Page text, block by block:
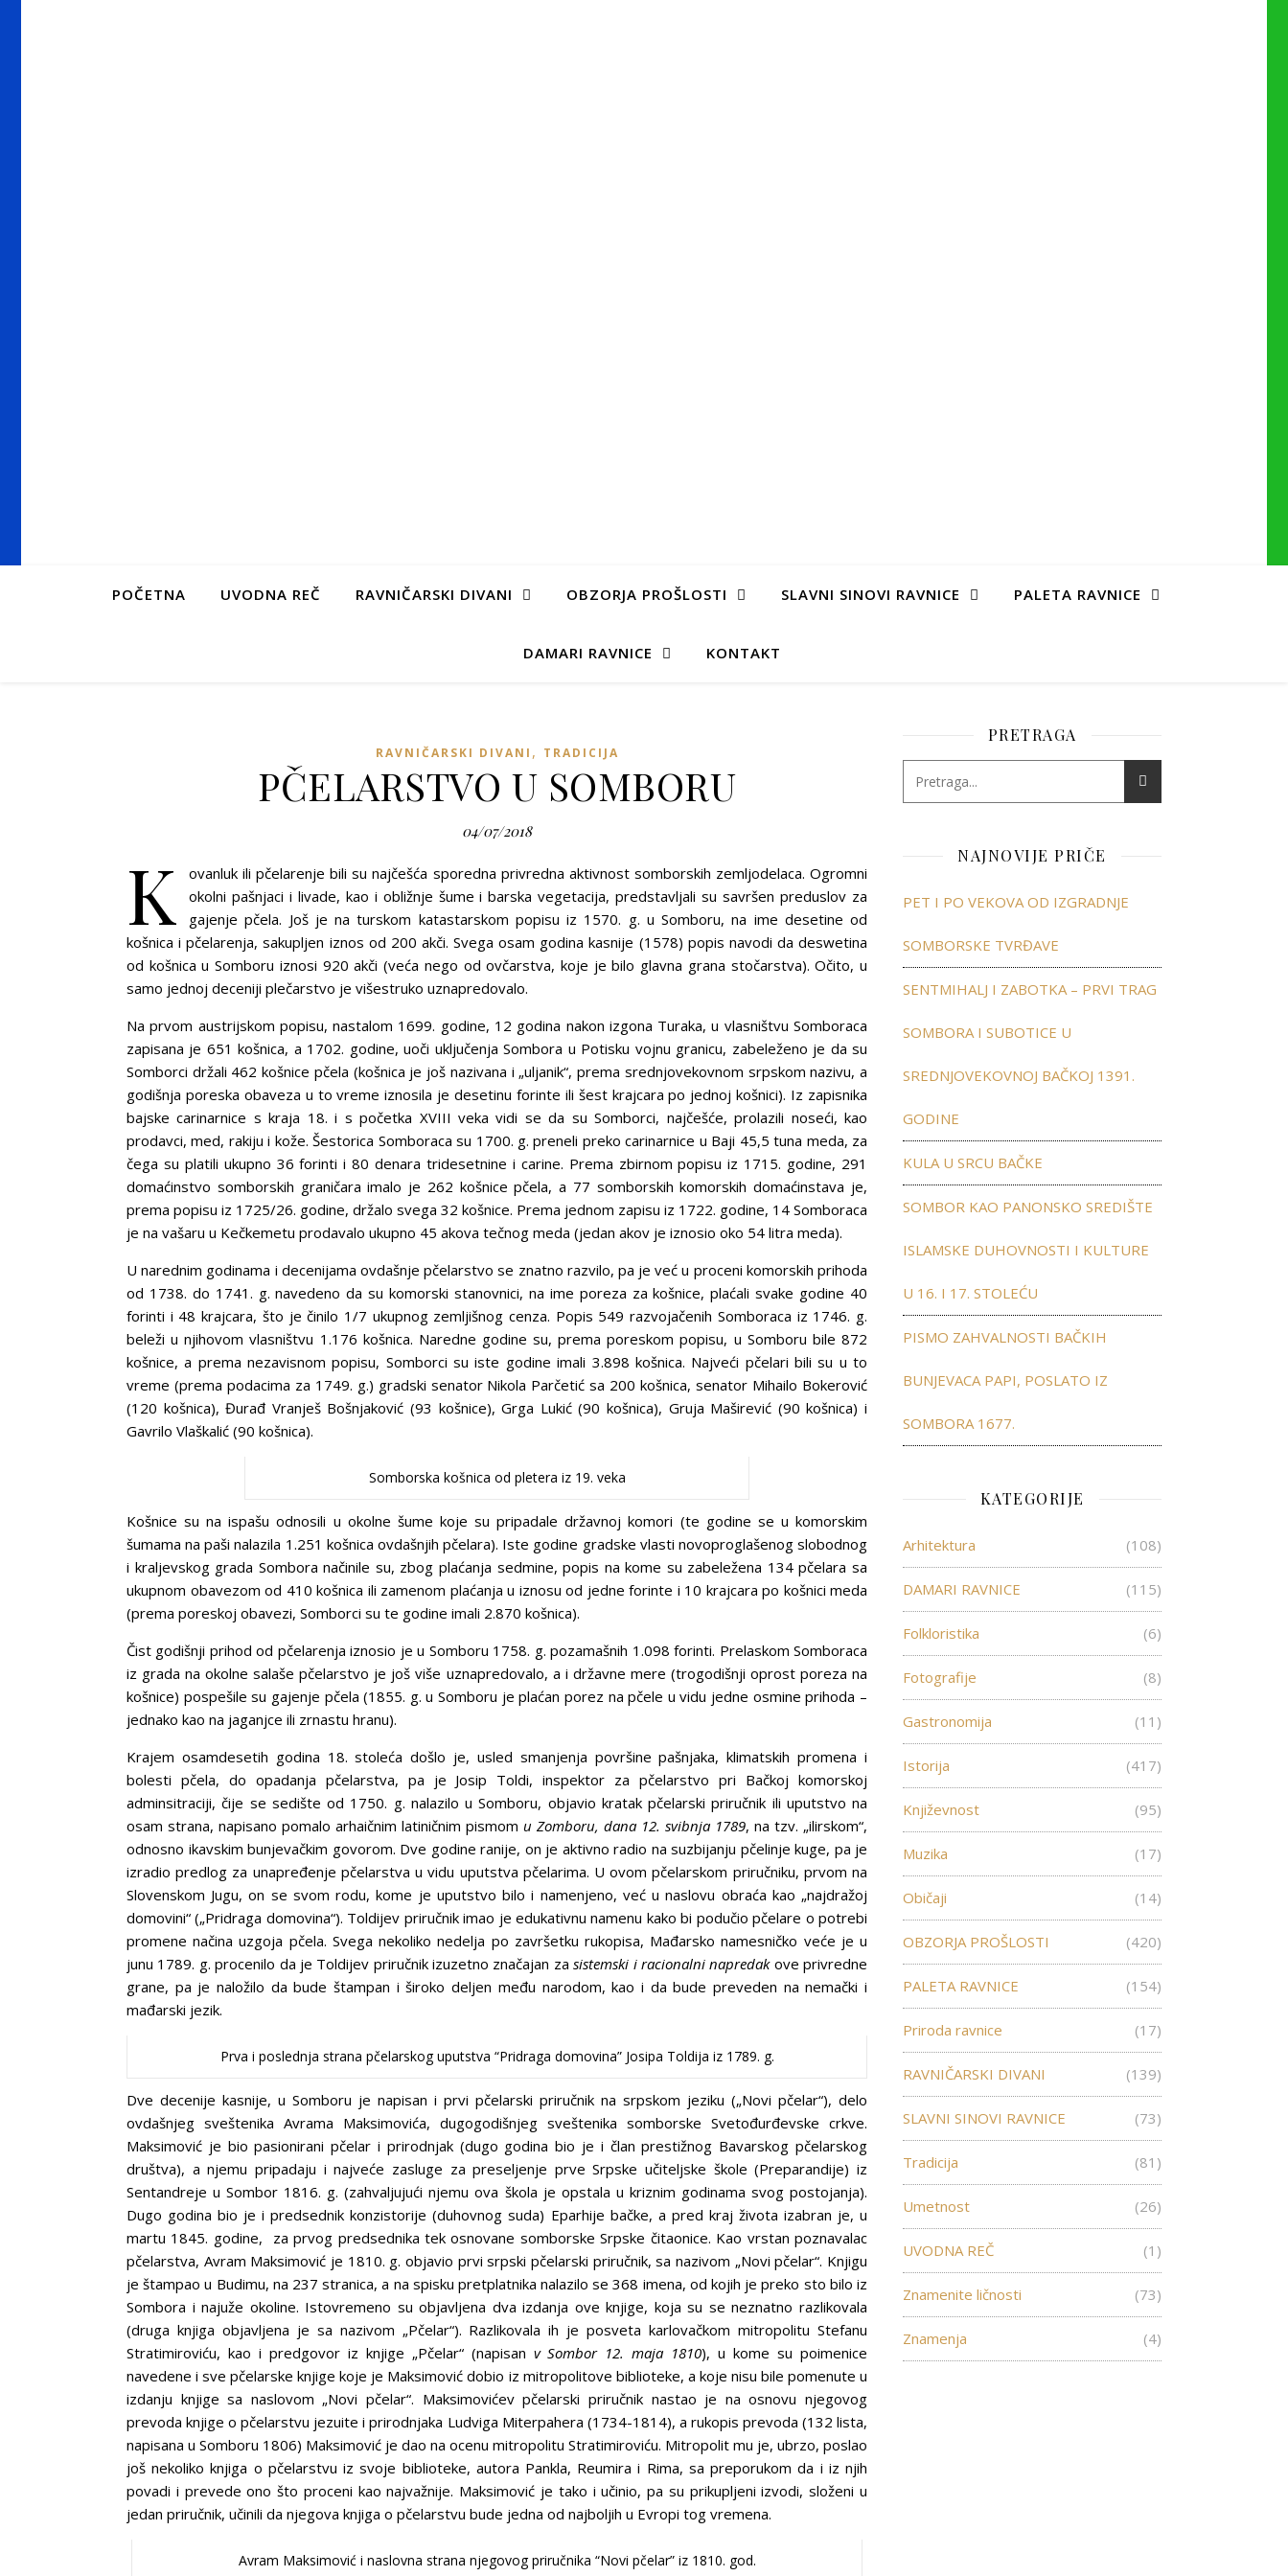
POČETNA UVODNA REČ RAVNIČARSKI DIVANI OBZORJA PROŠLOSTI SLAVNI SINOVI RAVNICE PALETA RAVNICE
DAMARI RAVNICE KONTAKT
RAVNIČARSKI DIVANI , TRADICIJA
PČELARSTVO U SOMBORU
04/07/2018
K
ovanluk ili pčelarenje bili su najčešća sporedna privredna aktivnost somborskih zemljodelaca. Ogromni
okolni pašnjaci i livade, kao i obližnje šume i barska vegetacija, predstavljali su savršen preduslov za
gajenje pčela. Još je na turskom katastarskom popisu iz 1570. g. u Somboru, na ime desetine od
košnica i pčelarenja, sakupljen iznos od 200 akči. Svega osam godina kasnije (1578) popis navodi da deswetina
od košnica u Somboru iznosi 920 akči (veća nego od ovčarstva, koje je bilo glavna grana stočarstva). Očito, u
samo jednoj deceniji plečarstvo je višestruko uznapredovalo.
Na prvom austrijskom popisu, nastalom 1699. godine, 12 godina nakon izgona Turaka, u vlasništvu Somboraca
zapisana je 651 košnica, a 1702. godine, uoči uključenja Sombora u Potisku vojnu granicu, zabeleženo je da su
Somborci držali 462 košnice pčela (košnica je još nazivana i „uljanik“, prema srednjovekovnom srpskom nazivu, a
godišnja poreska obaveza u to vreme iznosila je desetinu forinte ili šest krajcara po jednoj košnici). Iz zapisnika
bajske carinarnice s kraja 18. i s početka XVIII veka vidi se da su Somborci, najčešće, prolazili noseći, kao
prodavci, med, rakiju i kože. Šestorica Somboraca su 1700. g. preneli preko carinarnice u Baji 45,5 tuna meda, za
čega su platili ukupno 36 forinti i 80 denara tridesetnine i carine. Prema zbirnom popisu iz 1715. godine, 291
domaćinstvo somborskih graničara imalo je 262 košnice pčela, a 77 somborskih komorskih domaćinstava je,
prema popisu iz 1725/26. godine, držalo svega 32 košnice. Prema jednom zapisu iz 1722. godine, 14 Somboraca
je na vašaru u Kečkemetu prodavalo ukupno 45 akova tečnog meda (jedan akov je iznosio oko 54 litra meda).
U narednim godinama i decenijama ovdašnje pčelarstvo se znatno razvilo, pa je već u proceni komorskih prihoda
od 1738. do 1741. g. navedeno da su komorski stanovnici, na ime poreza za košnice, plaćali svake godine 40
forinti i 48 krajcara, što je činilo 1/7 ukupnog zemljišnog cenza. Popis 549 razvojačenih Somboraca iz 1746. g.
beleži u njihovom vlasništvu 1.176 košnica. Naredne godine su, prema poreskom popisu, u Somboru bile 872
košnice, a prema nezavisnom popisu, Somborci su iste godine imali 3.898 košnica. Najveći pčelari bili su u to
vreme (prema podacima za 1749. g.) gradski senator Nikola Parčetić sa 200 košnica, senator Mihailo Bokerović
(120 košnica), Đurađ Vranješ Bošnjaković (93 košnice), Grga Lukić (90 košnica), Gruja Maširević (90 košnica) i
Gavrilo Vlaškalić (90 košnica).
Somborska košnica od pletera iz 19. veka
Košnice su na ispašu odnosili u okolne šume koje su pripadale državnoj komori (te godine se u komorskim
šumama na paši nalazila 1.251 košnica ovdašnjih pčelara). Iste godine gradske vlasti novoproglašenog slobodnog
i kraljevskog grada Sombora načinile su, zbog plaćanja sedmine, popis na kome su zabeležena 134 pčelara sa
ukupnom obavezom od 410 košnica ili zamenom plaćanja u iznosu od jedne forinte i 10 krajcara po košnici meda
(prema poreskoj obavezi, Somborci su te godine imali 2.870 košnica).
Čist godišnji prihod od pčelarenja iznosio je u Somboru 1758. g. pozamašnih 1.098 forinti. Prelaskom Somboraca
iz grada na okolne salaše pčelarstvo je još više uznapredovalo, a i državne mere (trogodišnji oprost poreza na
košnice) pospešile su gajenje pčela (1855. g. u Somboru je plaćan porez na pčele u vidu jedne osmine prihoda –
jednako kao na jaganjce ili zrnastu hranu).
Krajem osamdesetih godina 18. stoleća došlo je, usled smanjenja površine pašnjaka, klimatskih promena i
bolesti pčela, do opadanja pčelarstva, pa je Josip Toldi, inspektor za pčelarstvo pri Bačkoj komorskoj
adminsitraciji, čije se sedište od 1750. g. nalazilo u Somboru, objavio kratak pčelarski priručnik ili uputstvo na
osam strana, napisano pomalo arhaičnim latiničnim pismom u Zomboru, dana 12. svibnja 1789, na tzv. „ilirskom“,
odnosno ikavskim bunjevačkim govorom. Dve godine ranije, on je aktivno radio na suzbijanju pčelinje kuge, pa je
izradio predlog za unapređenje pčelarstva u vidu uputstva pčelarima. U ovom pčelarskom priručniku, prvom na
Slovenskom Jugu, on se svom rodu, kome je uputstvo bilo i namenjeno, već u naslovu obraća kao „najdražoj
domovini“ („Pridraga domovina“). Toldijev priručnik imao je edukativnu namenu kako bi podučio pčelare o potrebi
promene načina uzgoja pčela. Svega nekoliko nedelja po završetku rukopisa, Mađarsko namesničko veće je u
junu 1789. g. procenilo da je Toldijev priručnik izuzetno značajan zasistemski i racionalni napredakove privredne
grane, pa je naložilo da bude štampan i široko deljen među narodom, kao i da bude preveden na nemački i
mađarski jezik.
Prva i poslednja strana pčelarskog uputstva “Pridraga domovina” Josipa Toldija iz 1789. g.
Dve decenije kasnije, u Somboru je napisan i prvi pčelarski priručnik na srpskom jeziku („Novi pčelar“), delo
ovdašnjeg sveštenika Avrama Maksimovića, dugogodišnjeg sveštenika somborske Svetođurđevske crkve.
Maksimović je bio pasionirani pčelar i prirodnjak (dugo godina bio je i član prestižnog Bavarskog pčelarskog
društva), a njemu pripadaju i najveće zasluge za preseljenje prve Srpske učiteljske škole (Preparandije) iz
Sentandreje u Sombor 1816. g. (zahvaljujući njemu ova škola je opstala u kriznim godinama svog postojanja).
Dugo godina bio je i predsednik konzistorije (duhovnog suda) Eparhije bačke, a pred kraj života izabran je, u
martu 1845. godine, za prvog predsednika tek osnovane somborske Srpske čitaonice. Kao vrstan poznavalac
pčelarstva, Avram Maksimović je 1810. g. objavio prvi srpski pčelarski priručnik, sa nazivom „Novi pčelar“. Knjigu
je štampao u Budimu, na 237 stranica, a na spisku pretplatnika nalazilo se 368 imena, od kojih je preko sto bilo iz
Sombora i najuže okoline. Istovremeno su objavljena dva izdanja ove knjige, koja su se neznatno razlikovala
(druga knjiga objavljena je sa nazivom „Pčelar“). Razlikovala ih je posveta karlovačkom mitropolitu Stefanu
Stratimiroviću, kao i predgovor iz knjige „Pčelar“ (napisan v Sombor 12. maja 1810), u kome su poimenice
navedene i sve pčelarske knjige koje je Maksimović dobio iz mitropolitove biblioteke, a koje nisu bile pomenute u
izdanju knjige sa naslovom „Novi pčelar“. Maksimovićev pčelarski priručnik nastao je na osnovu njegovog
prevoda knjige o pčelarstvu jezuite i prirodnjaka Ludviga Miterpahera (1734-1814), a rukopis prevoda (132 lista,
napisana u Somboru 1806) Maksimović je dao na ocenu mitropolitu Stratimiroviću. Mitropolit mu je, ubrzo, poslao
još nekoliko knjiga o pčelarstvu iz svoje biblioteke, autora Pankla, Reumira i Rima, sa preporukom da i iz njih
povadi i prevede ono što proceni kao najvažnije. Maksimović je tako i učinio, pa su prikupljeni izvodi, složeni u
jedan priručnik, učinili da njegova knjiga o pčelarstvu bude jedna od najboljih u Evropi tog vremena.
Avram Maksimović i naslovna strana njegovog priručnika “Novi pčelar” iz 1810. god.
PRETRAGA
NAJNOVIJE PRIČE
PET I PO VEKOVA OD IZGRADNJE
SOMBORSKE TVRĐAVE
SENTMIHALJ I ZABOTKA – PRVI TRAG
SOMBORA I SUBOTICE U
SREDNJOVEKOVNOJ BAČKOJ 1391.
GODINE
KULA U SRCU BAČKE
SOMBOR KAO PANONSKO SREDIŠTE
ISLAMSKE DUHOVNOSTI I KULTURE
U 16. I 17. STOLEĆU
PISMO ZAHVALNOSTI BAČKIH
BUNJEVACA PAPI, POSLATO IZ
SOMBORA 1677.
KATEGORIJE
Arhitektura (108)
DAMARI RAVNICE (115)
Folkloristika (6)
Fotografije (8)
Gastronomija (11)
Istorija (417)
Književnost (95)
Muzika (17)
Običaji (14)
OBZORJA PROŠLOSTI (420)
PALETA RAVNICE (154)
Priroda ravnice (17)
RAVNIČARSKI DIVANI (139)
SLAVNI SINOVI RAVNICE (73)
Tradicija (81)
Umetnost (26)
UVODNA REČ (1)
Znamenite ličnosti (73)
Znamenja (4)